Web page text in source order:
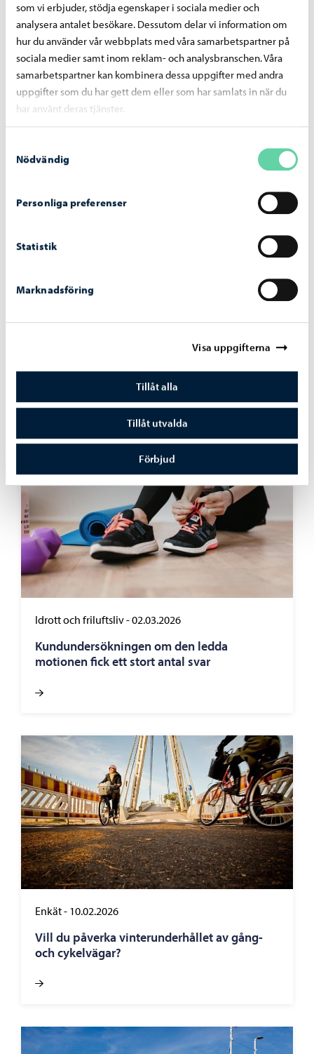
som vi erbjuder, stödja egenskaper i sociala medier och
analysera antalet besökare. Dessutom delar vi information om
hur du använder vår webbplats med våra samarbetspartner på
sociala medier samt inom reklam- och analysbranschen. Våra
samarbetspartner kan kombinera dessa uppgifter med andra
uppgifter som du har gett dem eller som har samlats in när du
har använt deras tjänster.
Nödvändig
Personliga preferenser
Statistik
Marknadsföring
Visa uppgifterna
Tillåt alla
Tillåt utvalda
Förbjud
provning kommer att fortsätta. Vi övervakar
kundnöjdheten genom en fortgående enkät. Också i
framtiden kommer en enkät att skickas via Lupapiste vid
byggprojektets olika skeden till byggherren,
huvudprojekteraren och den ansvariga arbetsledaren,
summerar Mollgren.
Dela på FacebookDela på LinkedIn
Delta i invånardialogen om programmet för
stabilisering av ekonomin
Idrott och friluftsliv-02.03.2026
Kundundersökningen om den ledda
motionen fick ett stort antal svar
Enkät- 10.02.2026
Vill du påverka vinterunderhållet av gång-
och cykelvägar?